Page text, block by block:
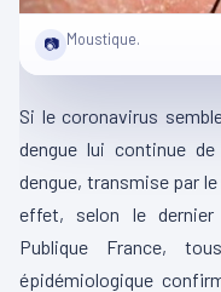
📷 Moustique.
Si le coronavirus
dengue lui continue
dengue, transmise par
effet, selon le dernier
Publique France,
épidémiologique